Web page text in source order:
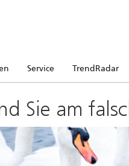
Service TrendRadar
Sie am